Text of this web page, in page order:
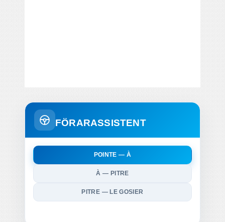
FÖRARASSISTENT
POINTE — À
À — PITRE
PITRE — LE GOSIER